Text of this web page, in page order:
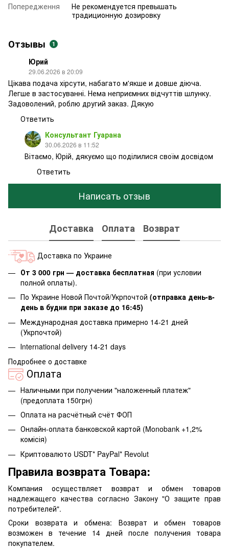
Попередження
Не рекомендуется превышать
традиционную дозировку
Отзывы 1
Юрий
29.06.2026 в 20:09
Цікава подача хірсути, набагато м'якше и довше діюча.
Легше в застосуванні. Нема неприємних відчуттів шлунку.
Задоволений, роблю другий заказ. Дякую
Ответить
Консультант Гуарана
30.06.2026 в 11:52
Вітаємо, Юрій, дякуємо що поділилися своїм досвідом
Ответить
Написать отзыв
Доставка Оплата Возврат
Доставка по Украине
От 3 000 грн — доставка бесплатная (при условии
полной оплаты).
По Украине Новой Почтой/Укрпочтой (отправка день-в-
день в будни при заказе до 16:45)
Международная доставка примерно 14-21 дней
(Укрпочтой)
Іnternational delivery 14-21 days
Подробнее о доставке
Оплата
Наличными при получении "наложенный платеж"
(предоплата 150грн)
Оплата на расчётный счёт ФОП
Онлайн-оплата банковской картой (Monobank +1,2%
комісія)
Криптовалюто USDT* PayPal* Revolut
Правила возврата Товара:
Компания осуществляет возврат и обмен товаров
надлежащего качества согласно Закону "О защите прав
потребителей".
Сроки возврата и обмена: Возврат и обмен товаров
возможен в течение 14 дней после получения товара
покупателем.